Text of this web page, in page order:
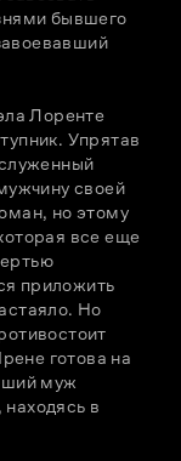
бывшего
Лоренте
Упрятав
своей
но этому
все еще
приложить
Но
готова на
муж
в